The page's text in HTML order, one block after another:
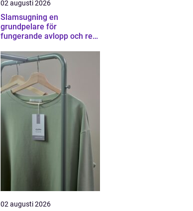
02 augusti 2026
Slamsugning en
grundpelare för
fungerande avlopp och ren
02 augusti 2026